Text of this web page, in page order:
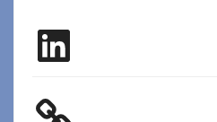
LinkedIn